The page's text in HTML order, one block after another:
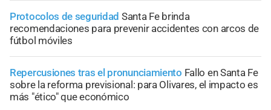
Protocolos de seguridad Santa Fe brinda
recomendaciones para prevenir accidentes con arcos de
fútbol móviles
Repercusiones tras el pronunciamiento Fallo en Santa Fe
sobre la reforma previsional: para Olivares, el impacto es
más "ético" que económico